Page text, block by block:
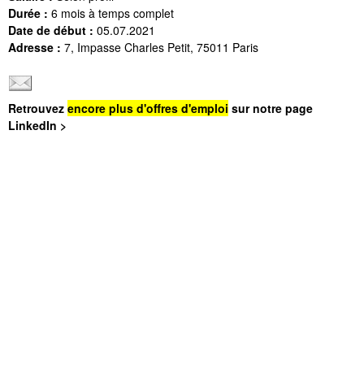
Durée : 6 mois à temps complet
Date de début : 05.07.2021
Adresse : 7, Impasse Charles Petit, 75011 Paris
Retrouvez encore plus d'offres d'emploi sur notre page
LinkedIn >